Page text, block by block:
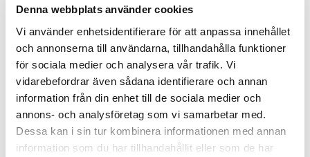
Denna webbplats använder cookies
Vi använder enhetsidentifierare för att anpassa innehållet
och annonserna till användarna, tillhandahålla funktioner
för sociala medier och analysera vår trafik. Vi
vidarebefordrar även sådana identifierare och annan
information från din enhet till de sociala medier och
annons- och analysföretag som vi samarbetar med.
Dessa kan i sin tur kombinera informationen med annan
information som du har tillhandahållit eller som de har